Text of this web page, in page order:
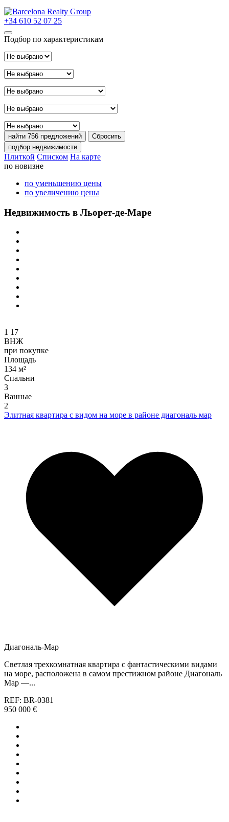
+34 610 52 07 25
Подбор по характеристикам
найти 756 предложений
Сбросить
подбор недвижимости
Плиткой Списком На карте
по новизне
по уменьшению цены
по увеличению цены
Недвижимость в Льорет-де-Маре
1 17
ВНЖ
при покупке
Площадь
134 м²
Спальни
3
Ванные
2
Элитная квартира с видом на море в районе диагональ мар
Диагональ-Мар
Светлая трехкомнатная квартира с фантастическими видами
на море, расположена в самом престижном районе Диагональ
Мар —...
REF: BR-0381
950 000 €